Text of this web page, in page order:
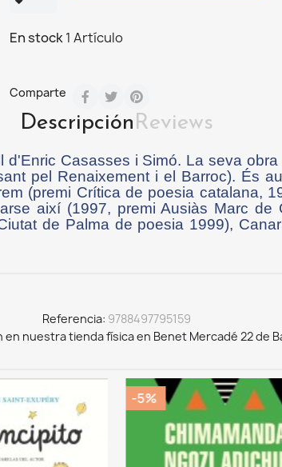
En stock1 Artículo
Comparte
DescripciónReviews
Casasses i Simó. La seva
pel Renaixement i el Barroc). És
(premi Crítica de poesia catalana,
així (1997, premi Ausiàs Marc de
de Palma de poesia 1999),
Referencia 9788497795159
nuestra tienda física en Benet Mercadé 22 de
-5%